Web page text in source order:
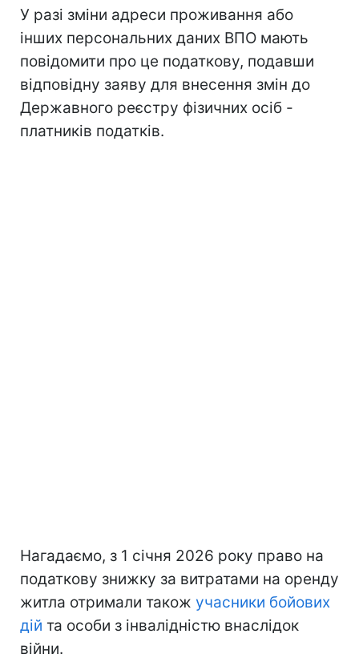
У разі зміни адреси проживання або
інших персональних даних ВПО мають
повідомити про це податкову, подавши
відповідну заяву для внесення змін до
Державного реєстру фізичних осіб -
платників податків.
Нагадаємо, з 1 січня 2026 року право на
податкову знижку за витратами на оренду
житла отримали також учасники бойових
дій та особи з інвалідністю внаслідок
війни.